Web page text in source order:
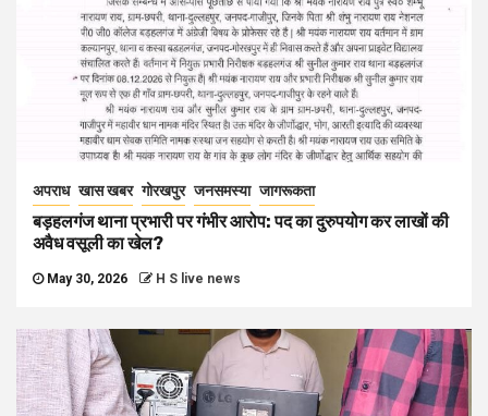
अपराध खास खबर गोरखपुर जनसमस्या जागरूकता
बड़हलगंज थाना प्रभारी पर गंभीर आरोप: पद का दुरुपयोग कर लाखों की
अवैध वसूली का खेल?
May 30, 2026 H S live news